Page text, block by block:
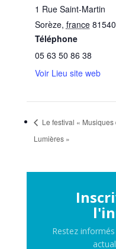
1 Rue Saint-Martin
Sorèze, france 81540
Téléphone
05 63 50 86 38
Voir Lieu site web
Le festival « Musiques
Lumières »
Restez